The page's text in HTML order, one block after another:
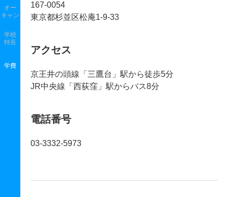
オー
キャン
学校
特長
学費
167-0054
東京都杉並区松庵1-9-33
アクセス
京王井の頭線「三鷹台」駅から徒歩5分
JR中央線「西荻窪」駅からバス8分
電話番号
03-3332-5973